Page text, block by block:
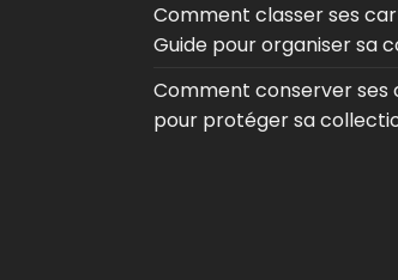
Comment classer ses
Guide pour organiser sa
Comment conserver ses
pour protéger sa